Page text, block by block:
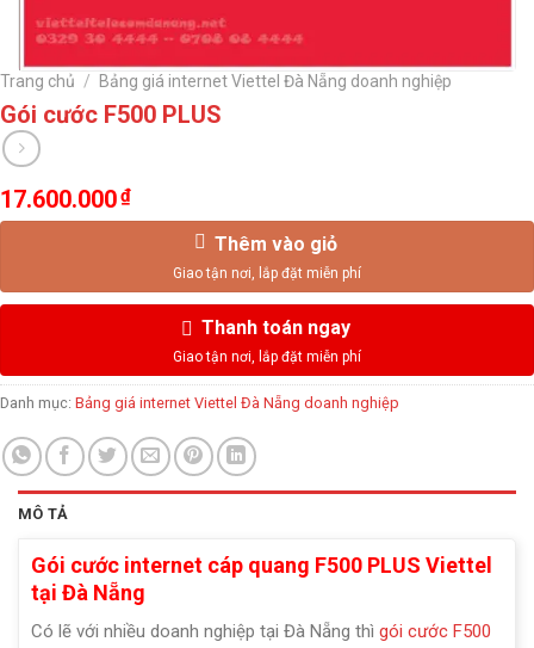
Trang chủ / Bảng giá internet Viettel Đà Nẵng doanh nghiệp
Gói cước F500 PLUS
17.600.000₫
Thêm vào giỏ
Thanh toán ngay
Danh mục: Bảng giá internet Viettel Đà Nẵng doanh nghiệp
MÔ TẢ
Gói cước internet cáp quang F500 PLUS Viettel
tại Đà Nẵng
Có lẽ với nhiều doanh nghiệp tại Đà Nẵng thì gói cước F500